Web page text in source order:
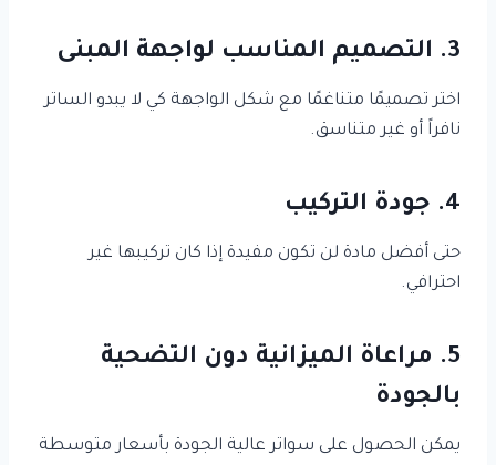
3. التصميم المناسب لواجهة المبنى
اختر تصميمًا متناغمًا مع شكل الواجهة كي لا يبدو الساتر
نافراً أو غير متناسق.
4. جودة التركيب
حتى أفضل مادة لن تكون مفيدة إذا كان تركيبها غير
احترافي.
5. مراعاة الميزانية دون التضحية
بالجودة
يمكن الحصول على سواتر عالية الجودة بأسعار متوسطة